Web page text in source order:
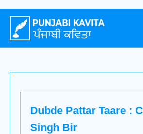
Dubde Pattar Taare :
Singh Bir